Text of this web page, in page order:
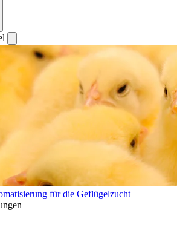
für die Geflügelzucht